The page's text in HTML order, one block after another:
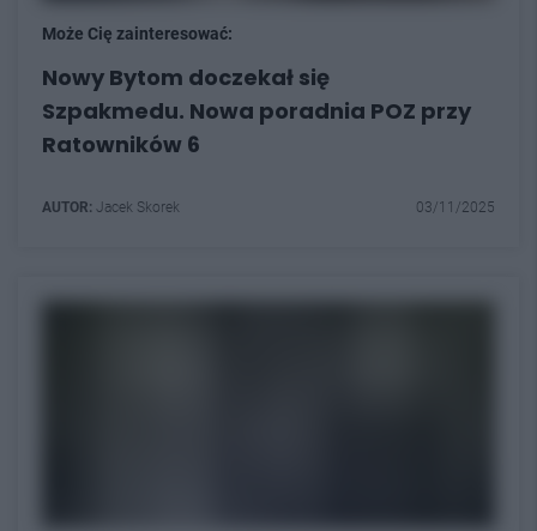
Może Cię zainteresować:
Nowy Bytom doczekał się
Szpakmedu. Nowa poradnia POZ przy
Ratowników 6
AUTOR: Jacek Skorek 03/11/2025